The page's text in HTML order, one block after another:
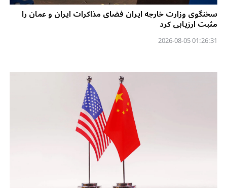
سخنگوی وزارت خارجه ایران فضای مذاکرات ایران و عمان را
مثبت ارزیابی کرد
01:26:31 2026-08-05